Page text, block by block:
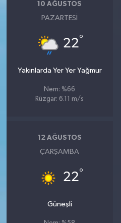
10 AĞUSTOS
PAZARTESI
22°
Yakınlarda Yer Yer Yağmur
Nem: %66
Rüzgar: 6.11 m/s
12 AĞUSTOS
ÇARŞAMBA
22°
Güneşli